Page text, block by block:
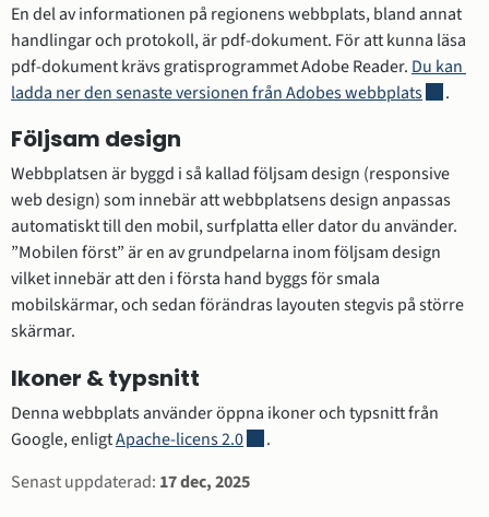
En del av informationen på regionens webbplats, bland annat
handlingar och protokoll, är pdf-dokument. För att kunna läsa
pdf-dokument krävs gratisprogrammet Adobe Reader. Du kan
ladda ner den senaste versionen från Adobes webbplatsLänk till
.
Följsam design
Webbplatsen är byggd i så kallad följsam design (responsive
web design) som innebär att webbplatsens design anpassas
automatiskt till den mobil, surfplatta eller dator du använder.
”Mobilen först” är en av grundpelarna inom följsam design
vilket innebär att den i första hand byggs för smala
mobilskärmar, och sedan förändras layouten stegvis på större
skärmar.
Ikoner & typsnitt
Denna webbplats använder öppna ikoner och typsnitt från
Google, enligt Apache-licens 2.0Länk till annan webbplats.
.
Sidinformation
Senast uppdaterad: 17 dec, 2025